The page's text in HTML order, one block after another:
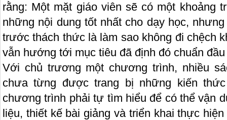
rằng: Một mặt giáo viên sẽ có một khoảng
những nội dung tốt nhất cho dạy học,
trước thách thức là làm sao không đi chệch
vẫn hướng tới mục tiêu đã định đó chuẩn
Với chủ trương một chương trình, nhiều
chưa từng được trang bị những kiến
chương trình phải tự tìm hiểu để có thể vận
liệu, thiết kế bài giảng và triển khai thực